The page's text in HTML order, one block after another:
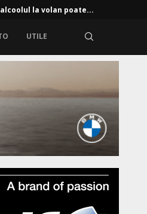
la volan poate...
UTILE